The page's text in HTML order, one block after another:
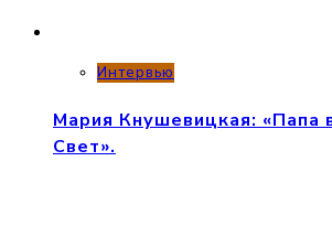
Интервью
Мария Кнушевицкая: «Папа
Свет».